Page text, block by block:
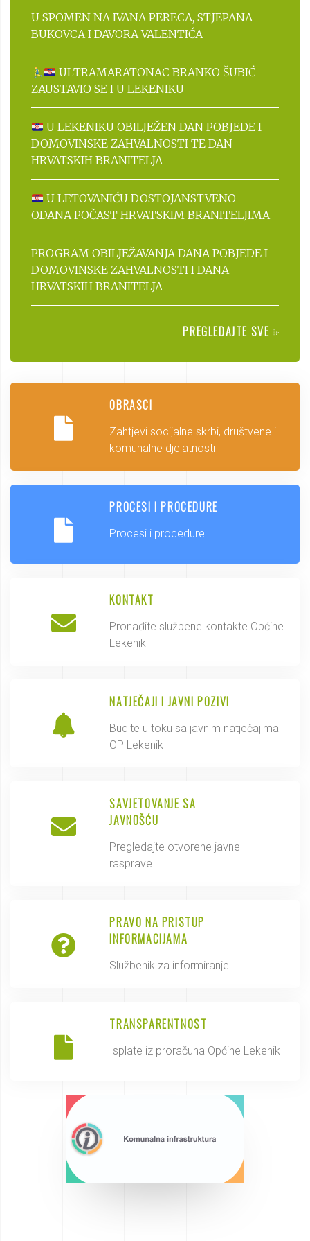
U SPOMEN NA IVANA PERECA, STJEPANA
BUKOVCA I DAVORA VALENTIĆA
ULTRAMARATONAC BRANKO ŠUBIĆ
ZAUSTAVIO SE I U LEKENIKU
U LEKENIKU OBILJEŽEN DAN POBJEDE I
DOMOVINSKE ZAHVALNOSTI TE DAN
HRVATSKIH BRANITELJA
U LETOVANIĆU DOSTOJANSTVENO
ODANA POČAST HRVATSKIM BRANITELJIMA
PROGRAM OBILJEŽAVANJA DANA POBJEDE I
DOMOVINSKE ZAHVALNOSTI I DANA
HRVATSKIH BRANITELJA
PREGLEDAJTE SVE
OBRASCI
Zahtjevi socijalne skrbi, društvene i
komunalne djelatnosti
PROCESI I PROCEDURE
Procesi i procedure
KONTAKT
Pronađite službene kontakte Općine
Lekenik
NATJEČAJI I JAVNI POZIVI
Budite u toku sa javnim natječajima
OP Lekenik
SAVJETOVANJE SA
JAVNOŠĆU
Pregledajte otvorene javne
rasprave
PRAVO NA PRISTUP
INFORMACIJAMA
Službenik za informiranje
TRANSPARENTNOST
Isplate iz proračuna Općine Lekenik